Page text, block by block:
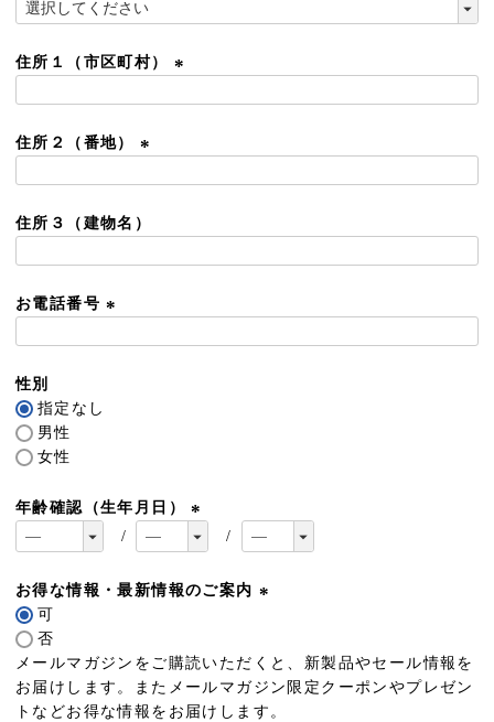
(
須
住所１（市区町村）
住所２（番地）
須
住所３（建物名）
お電話番号
性別
指定なし
男性
女性
年齢確認（生年月日）
(
須
お得な情報・最新情報のご案内
須
)
可
否
メールマガジンをご購読いただくと、新製品やセール情報を
お届けします。またメールマガジン限定クーポンやプレゼン
トなどお得な情報をお届けします。